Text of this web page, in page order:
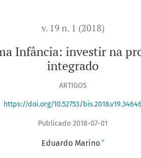
v. 19 n. 1 (2018)
Infância: investir na
integrado
ARTIGOS
https://doi.org/10.52753/bis.2018.v19.34646
Publicado 2018-07-01
Eduardo Marino+